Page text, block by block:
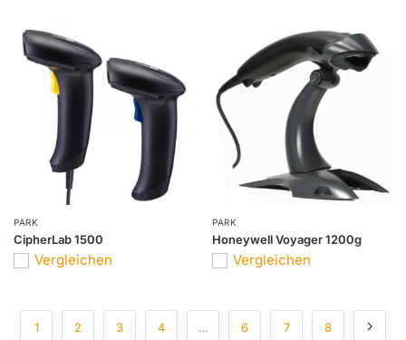
PARK
CipherLab 1500
Vergleichen
PARK
Honeywell Voyager 1200g
Vergleichen
1 2 3 4 … 6 7 8